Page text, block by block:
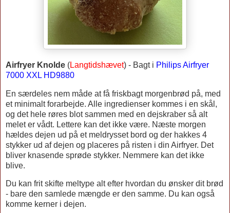
Airfryer Knolde (Langtidshævet) - Bagt i Philips Airfryer
7000 XXL HD9880
En særdeles nem måde at få friskbagt morgenbrød på, med
et minimalt forarbejde. Alle ingredienser kommes i en skål,
og det hele røres blot sammen med en dejskraber så alt
melet er vådt. Lettere kan det ikke være. Næste morgen
hældes dejen ud på et meldrysset bord og der hakkes 4
stykker ud af dejen og placeres på risten i din Airfryer. Det
bliver knasende sprøde stykker. Nemmere kan det ikke
blive.
Du kan frit skifte meltype alt efter hvordan du ønsker dit brød
- bare den samlede mængde er den samme. Du kan også
komme kerner i dejen.